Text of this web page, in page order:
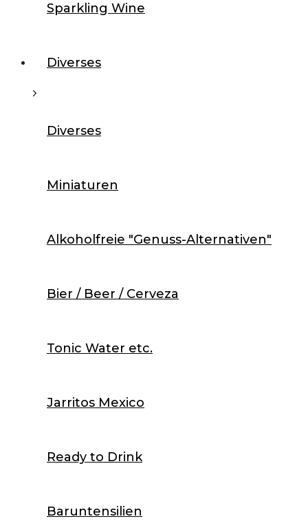
Sparkling Wine
Diverses
Diverses
Miniaturen
Alkoholfreie "Genuss-Alternativen"
Bier / Beer / Cerveza
Tonic Water etc.
Jarritos Mexico
Ready to Drink
Baruntensilien